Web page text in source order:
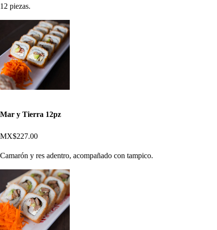
12 piezas.
Mar y Tierra 12pz
MX$227.00
Camarón y res adentro, acompañado con tampico.